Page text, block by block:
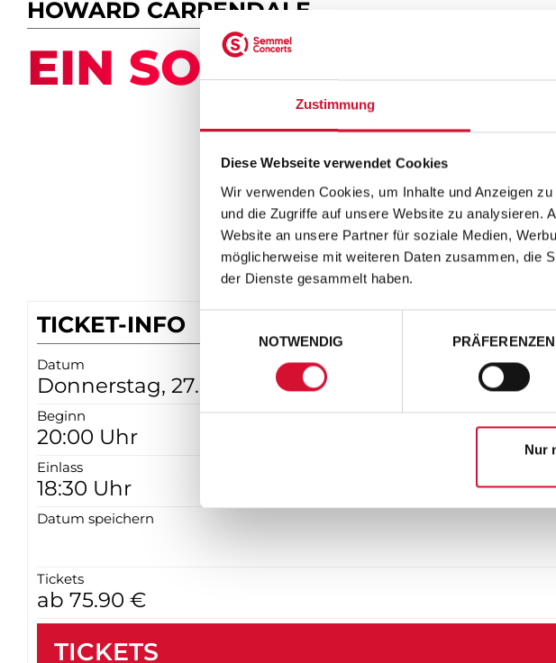
Zustimmung
Diese Webseite verwendet Cookies
Wir verwenden Cookies, um Inhalte und Anzeigen
und die Zugriffe auf unsere Website zu analysieren.
Website an unsere Partner für soziale Medien,
möglicherweise mit weiteren Daten zusammen, die
der Dienste gesammelt haben.
NOTWENDIG
PRÄFERENZEN
Nur
HOWARD CARPENDALE
EIN SOMMER MIT
TICKET-INFO
Datum
Donnerstag, 27. August 2026
Beginn
20:00 Uhr
Einlass
18:30 Uhr
Datum speichern
Tickets
ab 75.90 €
TICKETS